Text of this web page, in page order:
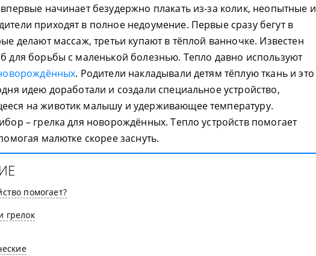
начинает безудержно плакать из-за колик, неопытные и
приходят в полное недоумение. Первые сразу бегут в
делают массаж, третьи купают в тёплой ванночке. Известен
для борьбы с маленькой болезнью. Тепло давно используют
. Родители накладывали детям тёплую ткань и это
идею доработали и создали специальное устройство,
на животик малышу и удерживающее температуру.
– грелка для новорождённых. Тепло устройств помогает
малютке скорее заснуть.
помогает?
грелок